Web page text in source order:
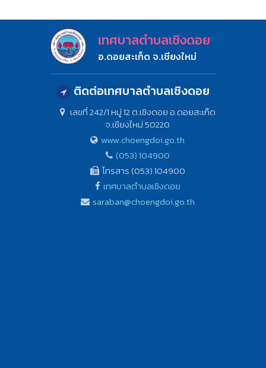
เทศบาลตำบลเชิงดอย
อ.ดอยสะเก็ด จ.เชียงใหม่
ติดต่อเทศบาลตำบลเชิงดอย
เลขที่ 242/1 หมู่ 12 ต.เชิงดอย อ.ดอยสะเก็ด
จ.เชียงใหม่ 50220
www.choengdoi.go.th
(053) 104900
โทรสาร (053) 104900
เทศบาลตำบลเชิงดอย
saraban@choengdoi.go.th